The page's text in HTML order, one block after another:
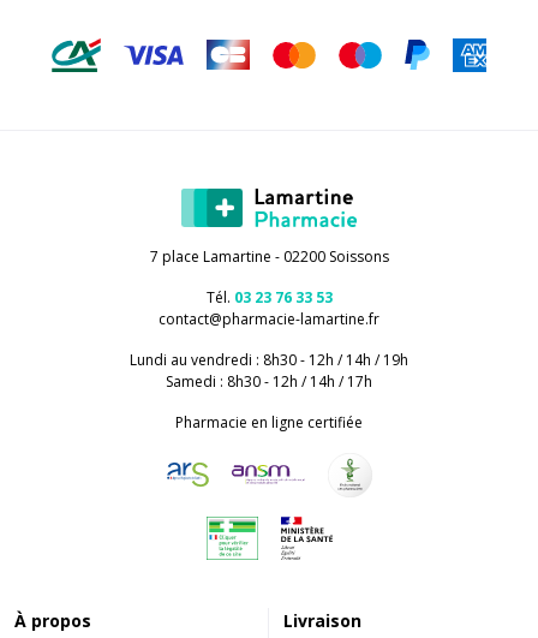
7 place Lamartine - 02200 Soissons
Tél. 03 23 76 33 53
contact@pharmacie-lamartine.fr
Lundi au vendredi : 8h30 - 12h / 14h / 19h
Samedi : 8h30 - 12h / 14h / 17h
Pharmacie en ligne certifiée
À propos Livraison